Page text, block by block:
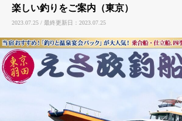
楽しい釣りをご案内（東京）
2023.07.25 / 最終更新日：2023.07.25